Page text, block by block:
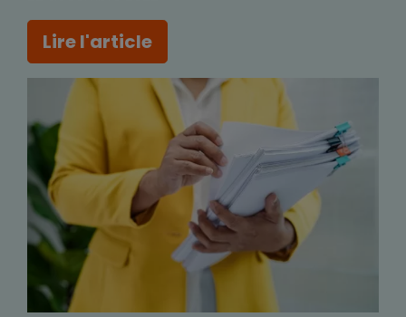
Lire l'article